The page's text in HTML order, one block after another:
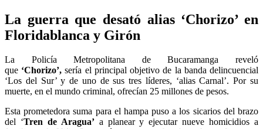
La guerra que desató alias ‘Chorizo’ en
Floridablanca y Girón
La Policía Metropolitana de Bucaramanga reveló
que ‘Chorizo’,sería el principal objetivo de la banda delincuencial
‘Los del Sur’ y de uno de sus tres líderes, ‘alias Carnal’. Por su
muerte, en el mundo criminal, ofrecían 25 millones de pesos.
Esta prometedora suma para el hampa puso a los sicarios del brazo
del ‘Tren de Aragua’a planear y ejecutar nueve homicidios a